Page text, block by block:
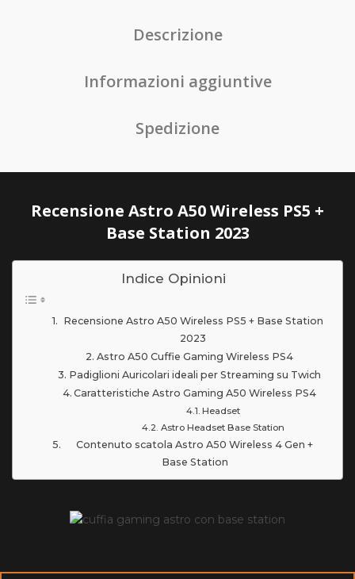
Descrizione
Informazioni aggiuntive
Spedizione
Recensione Astro A50 Wireless PS5 +
Base Station 2023
Indice Opinioni
Recensione Astro A50 Wireless PS5 + Base Station
2023
Astro A50 Cuffie Gaming Wireless PS4
Padiglioni Auricolari ideali per Streaming su Twich
Caratteristiche Astro Gaming A50 Wireless PS4
Headset
Astro Headset Base Station
Contenuto scatola Astro A50 Wireless 4 Gen +
Base Station